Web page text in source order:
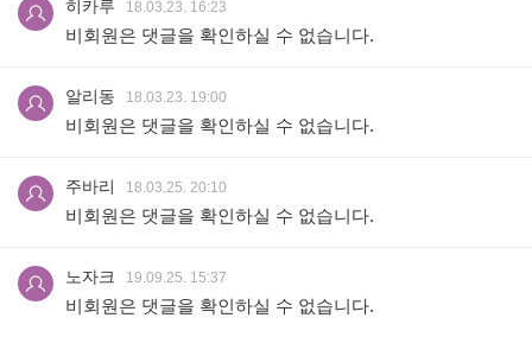
히카루 18.03.23. 16:23
비회원은 댓글을 확인하실 수 없습니다.
알리동 18.03.23. 19:00
비회원은 댓글을 확인하실 수 없습니다.
주바리 18.03.25. 20:10
비회원은 댓글을 확인하실 수 없습니다.
노자크 19.09.25. 15:37
비회원은 댓글을 확인하실 수 없습니다.